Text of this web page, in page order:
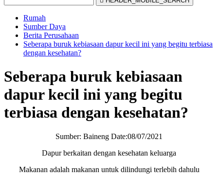
Rumah
Sumber Daya
Berita Perusahaan
Seberapa buruk kebiasaan dapur kecil ini yang begitu terbiasa
dengan kesehatan?
Seberapa buruk kebiasaan
dapur kecil ini yang begitu
terbiasa dengan kesehatan?
Sumber: Baineng Date:08/07/2021
Dapur berkaitan dengan kesehatan keluarga
Makanan adalah makanan untuk dilindungi terlebih dahulu